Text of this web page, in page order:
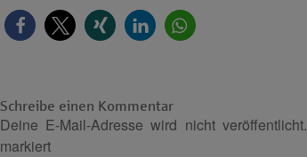
Schreibe einen Kommentar
Deine E-Mail-Adresse wird nicht veröffentlicht.
markiert